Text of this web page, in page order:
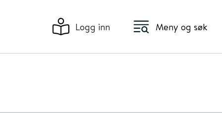
Logg inn Meny og søk